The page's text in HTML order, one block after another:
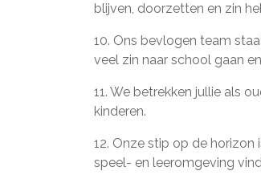
blijven, doorzetten en zin
10. Ons bevlogen team
veel zin naar school gaan
11. We betrekken jullie als
kinderen.
12. Onze stip op de horizon
speel- en leeromgeving